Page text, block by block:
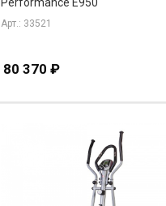
Performance E950
Арт.: 33521
80 370 ₽